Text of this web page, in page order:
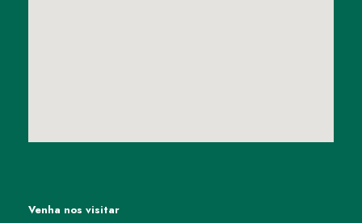
Venha nos visitar